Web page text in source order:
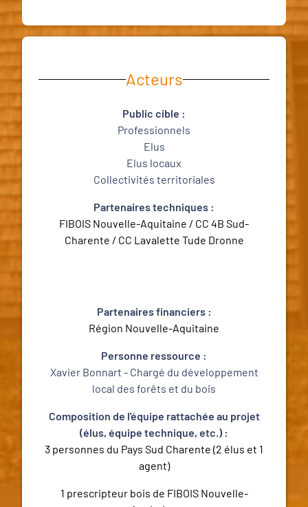
Acteurs
Public cible :
Professionnels
Elus
Elus locaux
Collectivités territoriales
Partenaires techniques :
FIBOIS Nouvelle-Aquitaine / CC 4B Sud-
Charente / CC Lavalette Tude Dronne
Partenaires financiers :
Région Nouvelle-Aquitaine
Personne ressource :
Xavier Bonnart - Chargé du développement
local des forêts et du bois
Composition de l'équipe rattachée au projet
(élus, équipe technique, etc.) :
3 personnes du Pays Sud Charente (2 élus et 1
agent)
1 prescripteur bois de FIBOIS Nouvelle-